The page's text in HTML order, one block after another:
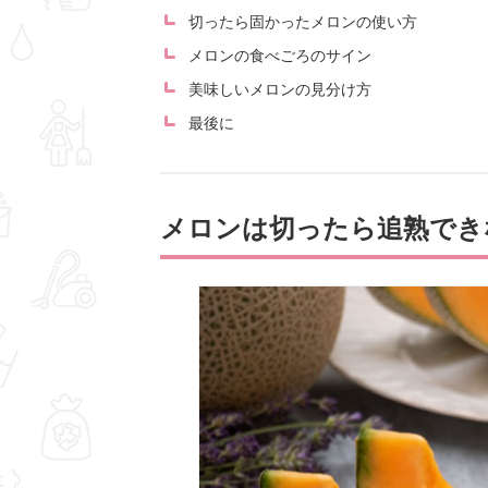
切ったら固かったメロンの使い方
メロンの食べごろのサイン
美味しいメロンの見分け方
最後に
メロンは切ったら追熟で